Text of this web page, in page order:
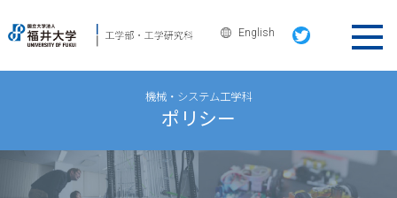
English
機械・システム工学科
ポリシー